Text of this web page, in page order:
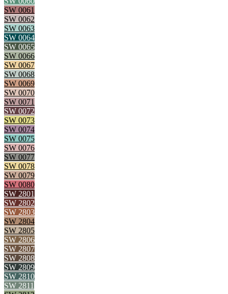
SW 0061
SW 0062
SW 0063
SW 0064
SW 0065
SW 0066
SW 0067
SW 0068
SW 0069
SW 0070
SW 0071
SW 0072
SW 0073
SW 0074
SW 0075
SW 0076
SW 0077
SW 0078
SW 0079
SW 0080
SW 2801
SW 2802
SW 2803
SW 2804
SW 2805
SW 2806
SW 2807
SW 2808
SW 2809
SW 2810
SW 2811